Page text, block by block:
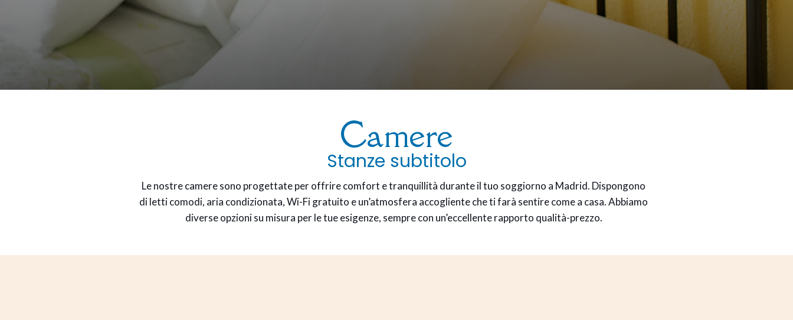
Camere
Stanze subtitolo
Le nostre camere sono progettate per offrire comfort e tranquillità durante il tuo soggiorno a Madrid. Dispongono
di letti comodi, aria condizionata, Wi-Fi gratuito e un’atmosfera accogliente che ti farà sentire come a casa. Abbiamo
diverse opzioni su misura per le tue esigenze, sempre con un’eccellente rapporto qualità-prezzo.